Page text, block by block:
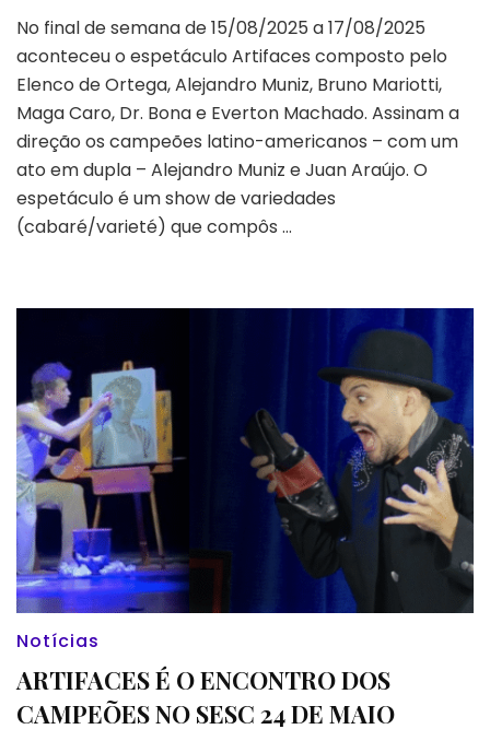
FAZ
POÉTICA
DO
IMPOSSÍVEL
BRILHAR,
APESAR
DE
ATO
No final de semana de 15/08/2025 a 17/08/2025
aconteceu o espetáculo Artifaces composto pelo
Elenco de Ortega, Alejandro Muniz, Bruno Mariotti,
Maga Caro, Dr. Bona e Everton Machado. Assinam a
direção os campeões latino-americanos – com um
ato em dupla – Alejandro Muniz e Juan Araújo. O
espetáculo é um show de variedades
(cabaré/varieté) que compôs …
Notícias
ARTIFACES É O ENCONTRO DOS
CAMPEÕES NO SESC 24 DE MAIO